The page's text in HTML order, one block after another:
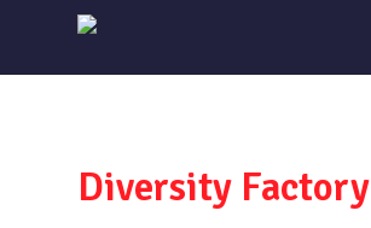
main
Diversity Factory